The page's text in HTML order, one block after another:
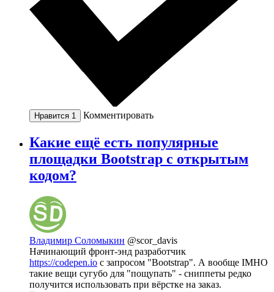
Нравится 1 Комментировать
Какие ещё есть популярные
площадки Bootstrap с открытым
кодом?
Владимир Соломыкин @scor_davis
Начинающий фронт-энд разработчик
https://codepen.io с запросом "Bootstrap". А вообще IMHO
такие вещи сугубо для "пощупать" - сниппеты редко
получится использовать при вёрстке на заказ.